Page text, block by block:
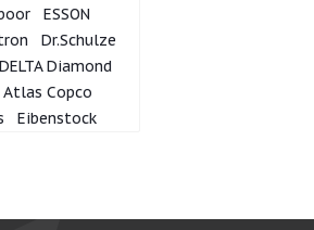
ESSON
Dr.Schulze
DELTA Diamond
Atlas Copco
Eibenstock